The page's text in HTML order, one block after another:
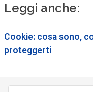
Leggi anche:
Cookie: cosa sono,
proteggerti